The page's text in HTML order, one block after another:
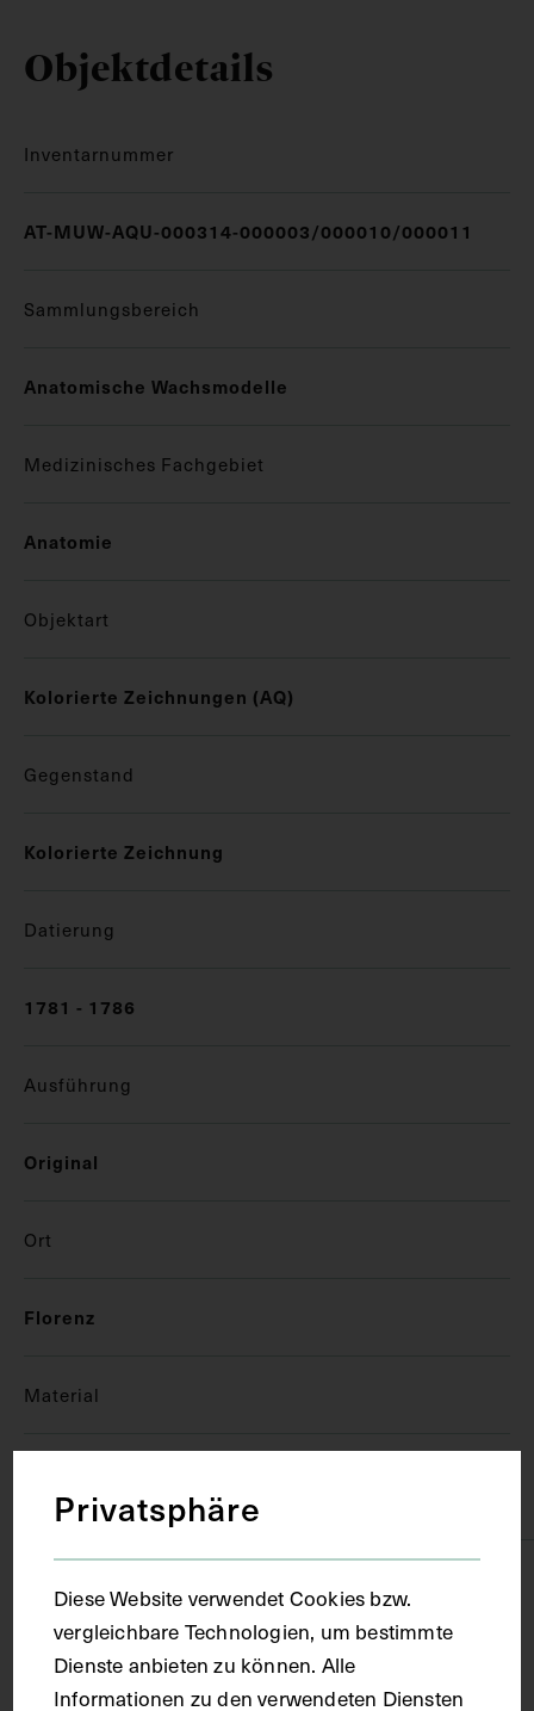
Objektdetails
Inventarnummer
AT-MUW-AQU-000314-000003/000010/000011
Sammlungsbereich
Anatomische Wachsmodelle
Medizinisches Fachgebiet
Anatomie
Objektart
Kolorierte Zeichnungen (AQ)
Gegenstand
Kolorierte Zeichnung
Datierung
1781 - 1786
Ausführung
Original
Ort
Florenz
Material
Papier
Aquarell
Privatsphäre
Diese Website verwendet Cookies bzw.
vergleichbare Technologien, um bestimmte
Dienste anbieten zu können. Alle
Informationen zu den verwendeten Diensten